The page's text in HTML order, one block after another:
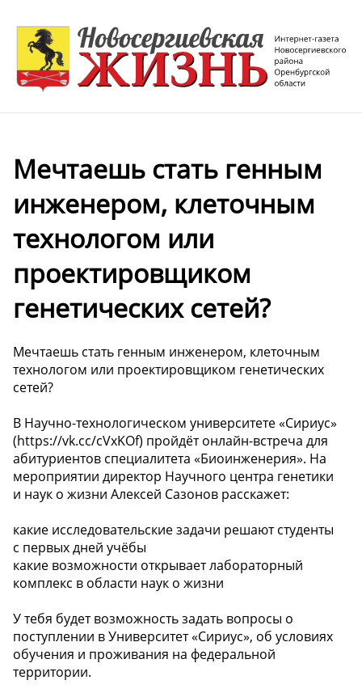
Мечтаешь стать генным
инженером, клеточным
технологом или
проектировщиком
генетических сетей?
Мечтаешь стать генным инженером, клеточным
технологом или проектировщиком генетических
сетей?
В Научно-технологическом университете «Сириус»
(https://vk.cc/cVxKOf) пройдёт онлайн-встреча для
абитуриентов специалитета «Биоинженерия». На
мероприятии директор Научного центра генетики
и наук о жизни Алексей Сазонов расскажет:
️какие исследовательские задачи решают студенты
с первых дней учёбы
️какие возможности открывает лабораторный
комплекс в области наук о жизни
У тебя будет возможность задать вопросы о
поступлении в Университет «Сириус», об условиях
обучения и проживания на федеральной
территории.